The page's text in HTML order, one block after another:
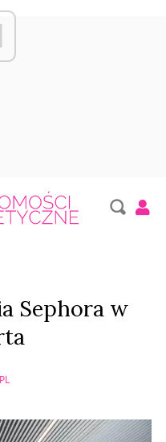
Sephora w